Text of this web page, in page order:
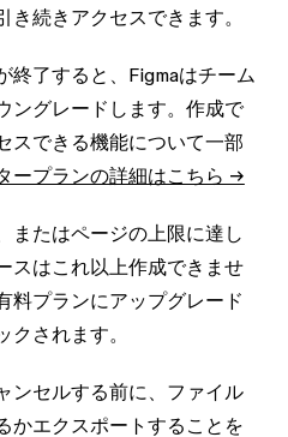
き続きアクセスできます。
終了すると、Figmaはチーム
ングレードします。作成で
スできる機能について一部
ープランの詳細はこちら →
またはページの上限に達し
スはこれ以上作成できませ
料プランにアップグレード
されます。
ンセルする前に、ファイル
かエクスポートすることを